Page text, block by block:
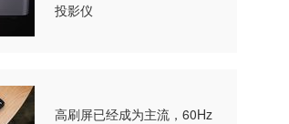
投影仪
高刷屏已经成为主流，60Hz